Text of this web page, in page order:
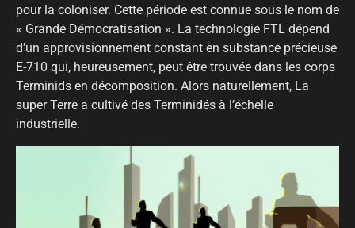
pour la coloniser. Cette période est connue sous le nom de
« Grande Démocratisation ». La technologie FTL dépend
d’un approvisionnement constant en substance précieuse
E-710 qui, heureusement, peut être trouvée dans les corps
Terminids en décomposition. Alors naturellement, La
super Terre a cultivé des Terminidés à l’échelle
industrielle.